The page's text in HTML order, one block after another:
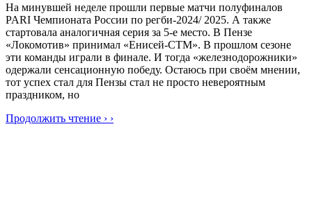
На минувшей неделе прошли первые матчи полуфиналов
PARI Чемпионата России по регби-2024/ 2025. А также
стартовала аналогичная серия за 5-е место. В Пензе
«Локомотив» принимал «Енисей-СТМ». В прошлом сезоне
эти команды играли в финале. И тогда «железнодорожники»
одержали сенсационную победу. Остаюсь при своём мнении,
тот успех стал для Пензы стал не просто невероятным
праздником, но
Продолжить чтение › ›